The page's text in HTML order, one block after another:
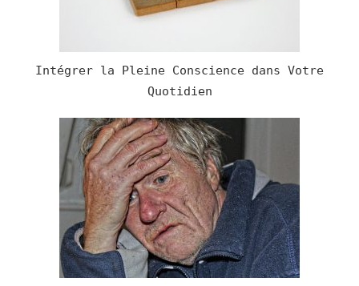
Intégrer la Pleine Conscience dans Votre
Quotidien